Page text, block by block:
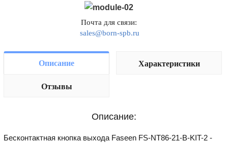
Почта для связи:
sales@born-spb.ru
Описание Характеристики
Отзывы
Описание:
Бесконтактная кнопка выхода Faseen FS-NT86-21-B-KIT-2 -